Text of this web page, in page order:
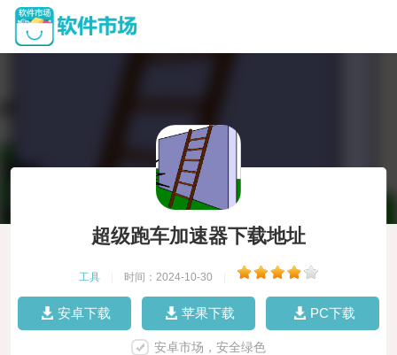
超级跑车加速器下载地址
工具 时间：2024-10-30
安卓下载 苹果下载 PC下载
安卓市场，安全绿色